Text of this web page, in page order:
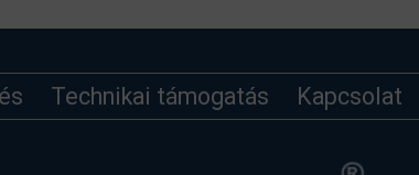
Technikai támogatás Kapcsolat